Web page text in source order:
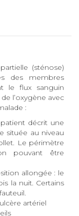
(sténose)
des membres
le flux sanguin
l’oxygène avec
:
décrit une
située au niveau
Le périmètre
pouvant être
allongée : le
la nuit. Certains
artériel